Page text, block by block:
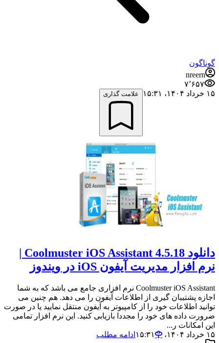
گوناگون
nreern
۷٬۶۵۷
۱۵ خرداد ۱۴۰۴،‏ ۱۵:۳۱
علامت گذاری
دانلود Coolmuster iOS Assistant 4.5.18 |
نرم افزار مدیریت آیفون iOS در ویندوز
Coolmuster iOS Assistant نرم افزاری جامع می باشد که به شما
اجازه پشتیبان گیری از اطلاعات آیفون را می دهد. هم چنین می
توانید اطلاعات خود را از کامپیوتر به آیفون منتقل نمایید یا در صورت
ضرورت داده های خود را مجددا بازیابی کنید. این نرم افزار تمامی
این امکانات ر...
۱۵ خرداد ۱۴۰۴،‏ ۱۵:۳۱
ادامه مطلب